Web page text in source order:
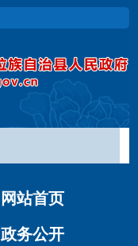
网站首页
政务公开